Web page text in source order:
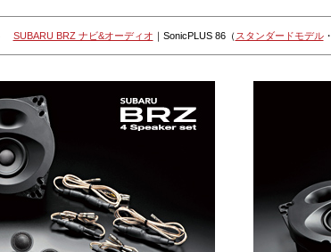
SUBARU BRZ ナビ&オーディオ ｜ SonicPLUS 86（スタンダードモデル・